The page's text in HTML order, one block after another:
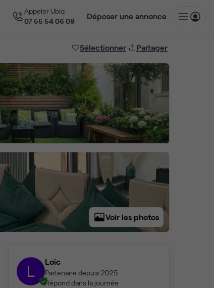
Appeler Ubiq
07 55 54 06 09
Déposer une annonce
Sélectionner Partager
Voir les photos
L Loïc
Partenaire depuis 2025
Répond dans la journée